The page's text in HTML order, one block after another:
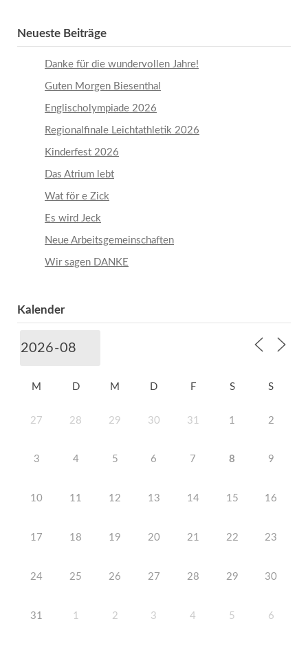
Neueste Beiträge
Danke für die wundervollen Jahre!
Guten Morgen Biesenthal
Englischolympiade 2026
Regionalfinale Leichtathletik 2026
Kinderfest 2026
Das Atrium lebt
Wat för e Zick
Es wird Jeck
Neue Arbeitsgemeinschaften
Wir sagen DANKE
Kalender
M D M D F S S
27 28 29 30 31 1 2
3 4 5 6 7 8 9
10 11 12 13 14 15 16
17 18 19 20 21 22 23
24 25 26 27 28 29 30
31 1 2 3 4 5 6